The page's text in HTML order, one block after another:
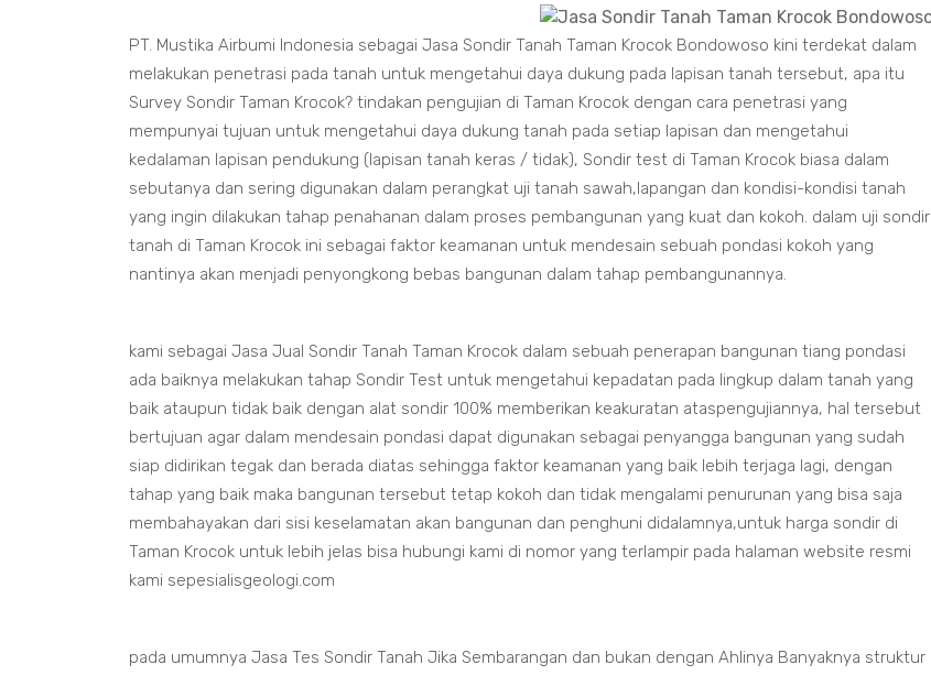
PT. Mustika Airbumi Indonesia sebagai Jasa Sondir Tanah Taman Krocok Bondowoso kini terdekat dalam
melakukan penetrasi pada tanah untuk mengetahui daya dukung pada lapisan tanah tersebut, apa itu
Survey Sondir Taman Krocok? tindakan pengujian di Taman Krocok dengan cara penetrasi yang
mempunyai tujuan untuk mengetahui daya dukung tanah pada setiap lapisan dan mengetahui
kedalaman lapisan pendukung (lapisan tanah keras / tidak), Sondir test di Taman Krocok biasa dalam
sebutanya dan sering digunakan dalam perangkat uji tanah sawah,lapangan dan kondisi-kondisi tanah
yang ingin dilakukan tahap penahanan dalam proses pembangunan yang kuat dan kokoh. dalam uji sondir
tanah di Taman Krocok ini sebagai faktor keamanan untuk mendesain sebuah pondasi kokoh yang
nantinya akan menjadi penyongkong bebas bangunan dalam tahap pembangunannya.
kami sebagai Jasa Jual Sondir Tanah Taman Krocok dalam sebuah penerapan bangunan tiang pondasi
ada baiknya melakukan tahap Sondir Test untuk mengetahui kepadatan pada lingkup dalam tanah yang
baik ataupun tidak baik dengan alat sondir 100% memberikan keakuratan ataspengujiannya, hal tersebut
bertujuan agar dalam mendesain pondasi dapat digunakan sebagai penyangga bangunan yang sudah
siap didirikan tegak dan berada diatas sehingga faktor keamanan yang baik lebih terjaga lagi, dengan
tahap yang baik maka bangunan tersebut tetap kokoh dan tidak mengalami penurunan yang bisa saja
membahayakan dari sisi keselamatan akan bangunan dan penghuni didalamnya,untuk harga sondir di
Taman Krocok untuk lebih jelas bisa hubungi kami di nomor yang terlampir pada halaman website resmi
kami sepesialisgeologi.com
pada umumnya Jasa Tes Sondir Tanah Jika Sembarangan dan bukan dengan Ahlinya Banyaknya struktur